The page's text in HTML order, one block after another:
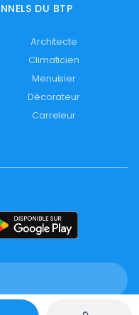
DU BTP
Architecte
Climaticien
Menuisier
Décorateur
Carreleur